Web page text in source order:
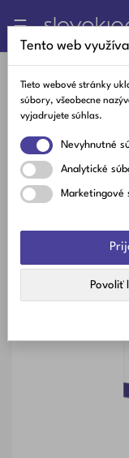
Toggle
navigation
☰
Tento web
Tieto webové stránky
súbory, všeobecne
vyjadrujete súhlas.
Nevyhnutné
Analytické
Marketingové
Povoliť